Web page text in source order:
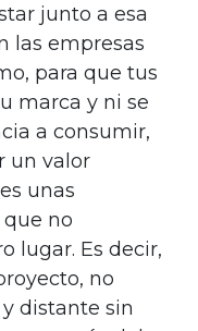
junto a esa
las empresas
para que tus
marca y ni se
a consumir,
un valor
unas
no
lugar. Es decir,
no
distante sin